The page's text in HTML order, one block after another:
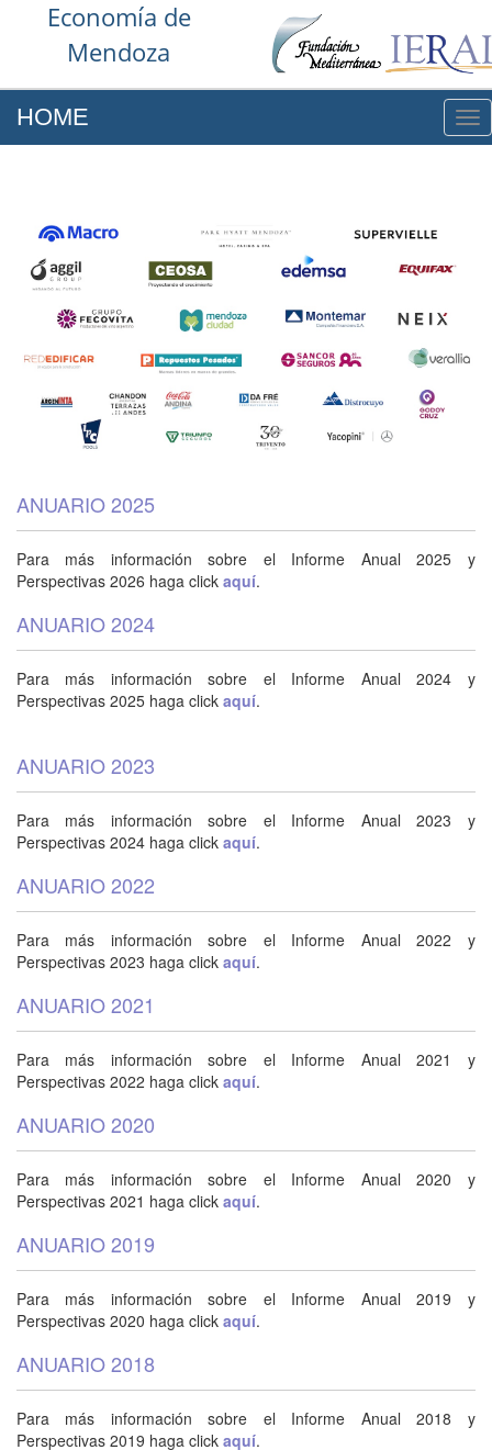
Economía de
Mendoza
HOME
ANUARIO 2025
Para más información sobre el Informe Anual 2025 y
Perspectivas 2026 haga click aquí.
ANUARIO 2024
Para más información sobre el Informe Anual 2024 y
Perspectivas 2025 haga click aquí.
ANUARIO 2023
Para más información sobre el Informe Anual 2023 y
Perspectivas 2024 haga click aquí.
ANUARIO 2022
Para más información sobre el Informe Anual 2022 y
Perspectivas 2023 haga click aquí.
ANUARIO 2021
Para más información sobre el Informe Anual 2021 y
Perspectivas 2022 haga click aquí.
ANUARIO 2020
Para más información sobre el Informe Anual 2020 y
Perspectivas 2021 haga click aquí.
ANUARIO 2019
Para más información sobre el Informe Anual 2019 y
Perspectivas 2020 haga click aquí.
ANUARIO 2018
Para más información sobre el Informe Anual 2018 y
Perspectivas 2019 haga click aquí.